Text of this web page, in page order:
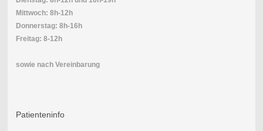
Mittwoch: 8h-12h
Donnerstag: 8h-16h
Freitag: 8-12h
sowie nach Vereinbarung
Patienteninfo